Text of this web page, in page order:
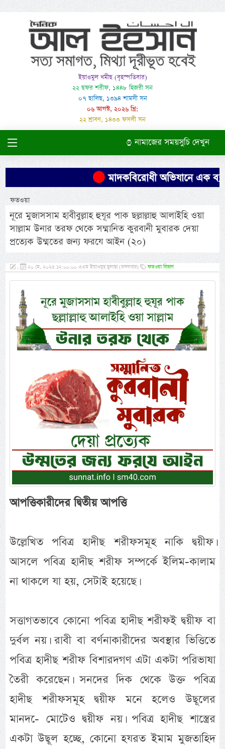
ইয়াওমুল খমীছ (বৃহস্পতিবার)
২২ ছফর শরীফ, ১৪৪৮ হিজরী সন
০৭ ছালিছ, ১৩৯৪ শামসী সন
০৬ আগস্ট, ২০২৬ খ্রি:
২২ শ্রাবণ, ১৪৩৩ ফসলী সন
নামাজের সময়সুচি দেখুন
মাদকবিরোধী অভিযানে এক
ফতওয়া
নূরে মুজাসসাম হাবীবুল্লাহ হুযূর পাক ছল্লাল্লাহু আলাইহি ওয়া
সাল্লাম উনার তরফ থেকে সম্মানিত কুরবানী মুবারক দেয়া
প্রত্যেক উম্মতের জন্য ফরযে আইন (২০)
, ২০ মে, ২০২৫ ১২:০০:০০ এএম ইয়াওমুছ ছুলাছা (মঙ্গলবার) ফতওয়া বিভাগ
আপত্তিকারীদের দ্বিতীয় আপত্তি
উল্লেখিত পবিত্র হাদীছ শরীফসমূহ নাকি দ্বয়ীফ।
আসলে পবিত্র হাদীছ শরীফ সম্পর্কে ইলিম-কালাম
না থাকলে যা হয়, সেটাই হয়েছে।
সত্তাগতভাবে কোনো পবিত্র হাদীছ শরীফই দ্বয়ীফ বা
দুর্বল নয়। রাবী বা বর্ণনাকারীদের অবস্থার ভিত্তিতে
পবিত্র হাদীছ শরীফ বিশারদগণ এটা একটা পরিভাষা
তৈরী করেছেন। সনদের দিক থেকে উক্ত পবিত্র
হাদীছ শরীফসমূহ দ্বয়ীফ মনে হলেও উছূলের
মানদ-ে মোটেও দ্বয়ীফ নয়। পবিত্র হাদীছ শাস্ত্রের
একটা উছূল হচ্ছে, কোনো হযরত ইমাম মুজতাহিদ